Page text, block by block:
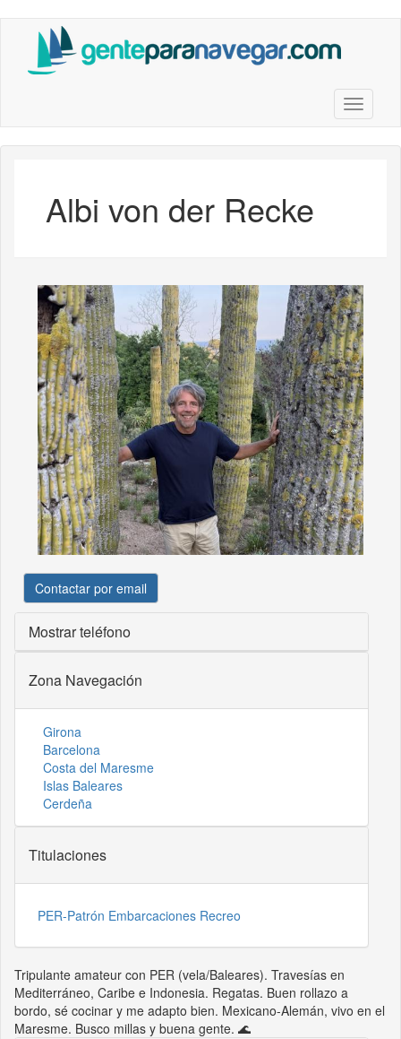
contenido
Toggle
Albi von der Recke
Contactar por email
Mostrar teléfono
Zona Navegación
Girona
Barcelona
Costa del Maresme
Islas Baleares
Cerdeña
Titulaciones
PER-Patrón Embarcaciones Recreo
Tripulante amateur con PER (vela/Baleares). Travesías en
Mediterráneo, Caribe e Indonesia. Regatas. Buen rollazo a
bordo, sé cocinar y me adapto bien. Mexicano-Alemán, vivo en el
Maresme. Busco millas y buena gente. 🌊